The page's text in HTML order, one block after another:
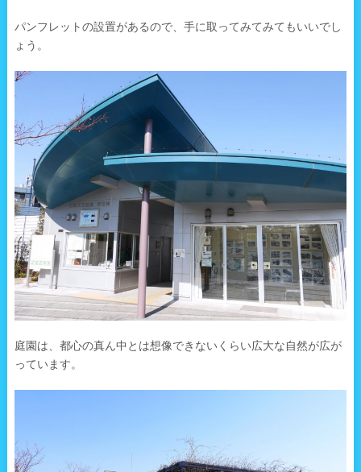
パンフレットの設置があるので、手に取ってみてみてもいいでし
ょう。
庭園は、都心の真ん中とは想像できないくらい広大な自然が広が
っています。